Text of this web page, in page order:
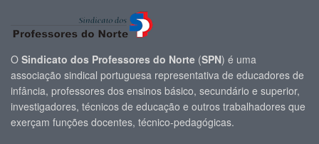
O Sindicato dos Professores do Norte (SPN) é uma
associação sindical portuguesa representativa de educadores de
infância, professores dos ensinos básico, secundário e superior,
investigadores, técnicos de educação e outros trabalhadores que
exerçam funções docentes, técnico-pedagógicas.